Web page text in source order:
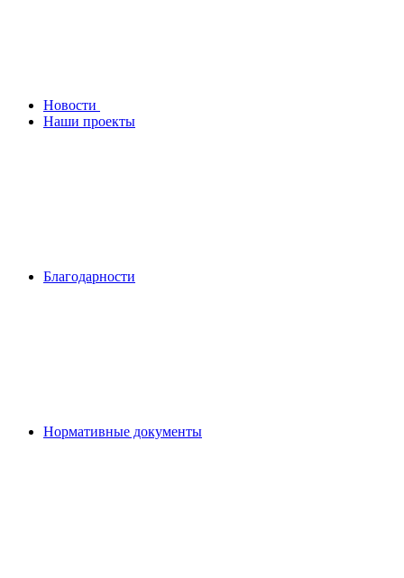
Новости
Наши проекты
Благодарности
Нормативные документы